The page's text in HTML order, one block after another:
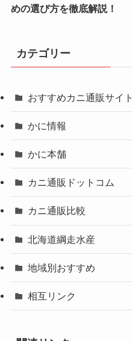
めの選び方を徹底解説！
カテゴリー
おすすめカニ通販サイト
かに情報
かに本舗
カニ通販ドットコム
カニ通販比較
北海道綱走水産
地域別おすすめ
相互リンク